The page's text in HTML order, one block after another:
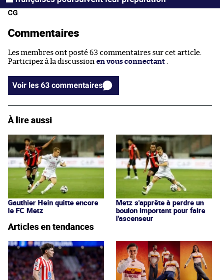
CG
Commentaires
Les membres ont posté 63 commentaires sur cet article.
Participez à la discussion en vous connectant
Voir les 63 commentaires
À lire aussi
Gauthier Hein quitte encore
le FC Metz
Metz s'apprête à perdre un
boulon important pour faire
l'ascenseur
Articles en tendances